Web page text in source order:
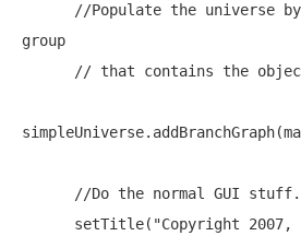
//Populate the universe
group
// that contains the
//Do the normal GUI stuff.
      setTitle(
"Copyright 2007,